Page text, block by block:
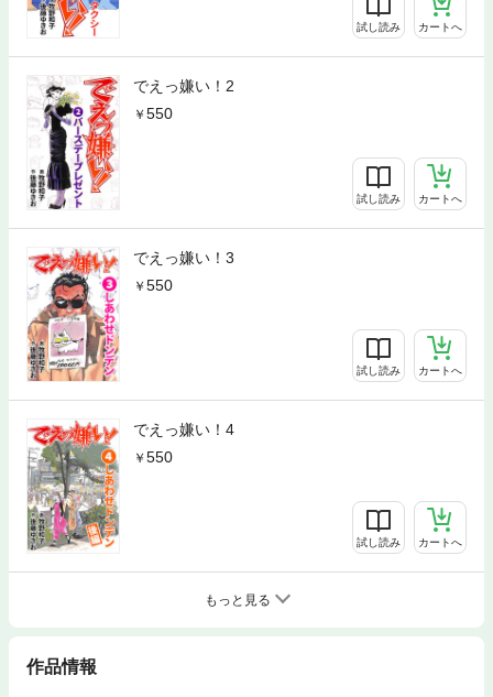
試し読み カートへ
でえっ嫌い！2
550
試し読み カートへ
でえっ嫌い！3
550
試し読み カートへ
でえっ嫌い！4
550
試し読み カートへ
もっと見る
作品情報